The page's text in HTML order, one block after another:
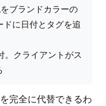
ブランドカラーの
に日付とタグを追
クライアントがス
完全に代替できるわ